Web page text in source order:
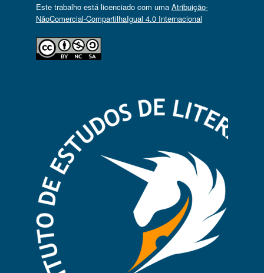
Este trabalho está licenciado com uma Atribuição-
NãoComercial-CompartilhaIgual 4.0 Internacional